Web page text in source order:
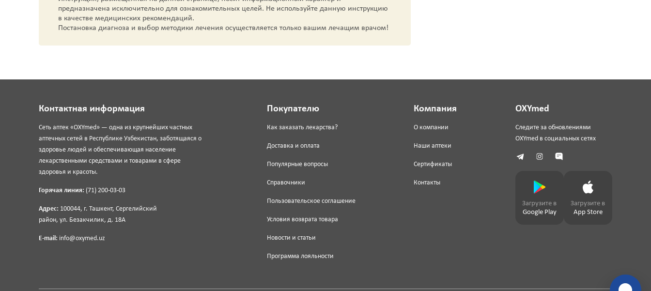
предназначена исключительно для ознакомительных целей. Не используйте данную инструкцию
в качестве медицинских рекомендаций.
Постановка диагноза и выбор методики лечения осуществляется только вашим лечащим врачом!
Контактная информация
Сеть аптек «OXYmed» — одна из крупнейших частных
аптечных сетей в Республике Узбекистан, заботящаяся о
здоровье людей и обеспечивающая население
лекарственными средствами и товарами в сфере
здоровья и красоты.
Горячая линия: (71) 200-03-03
Адрес: 100044, г. Ташкент, Сергелийский
район, ул. Безакчилик, д. 18А
E-mail: info@oxymed.uz
Покупателю
Как заказать лекарства?
Доставка и оплата
Популярные вопросы
Справочники
Пользовательское соглашение
Условия возврата товара
Новости и статьи
Программа лояльности
Компания
О компании
Наши аптеки
Сертификаты
Контакты
OXYmed
Следите за обновлениями
OXYmed в социальных сетях
Загрузите в
Google Play
Загрузите в
App Store